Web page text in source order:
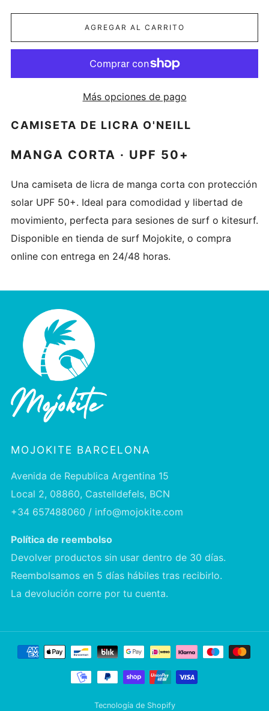
AGREGAR AL CARRITO
Más opciones de pago
CAMISETA DE LICRA O'NEILL
MANGA CORTA · UPF 50+
Una camiseta de licra de manga corta con protección
solar UPF 50+. Ideal para comodidad y libertad de
movimiento, perfecta para sesiones de surf o kitesurf.
Disponible en tienda de surf Mojokite, o compra
online con entrega en 24/48 horas.
MOJOKITE BARCELONA
Avenida de Republica Argentina 15
Local 2, 08860, Castelldefels, BCN
+34 657488060 / info@mojokite.com
Política de reembolso
Devolver productos sin usar dentro de 30 días.
Reembolsamos en 5 días hábiles tras recibirlo.
La devolución corre por tu cuenta.
Tecnología de Shopify